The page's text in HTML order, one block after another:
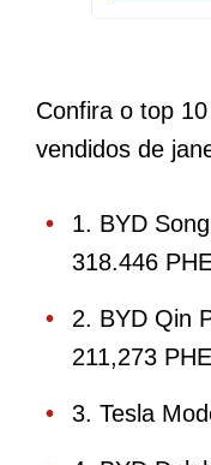
Confira o top
vendidos de
1. BYD
318.446
2. BYD Qin
211,273
3. Tesla